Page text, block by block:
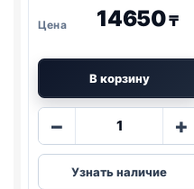
14650₸
В корзину
−
Количество
Pro
Plan
+
Узнать наличие